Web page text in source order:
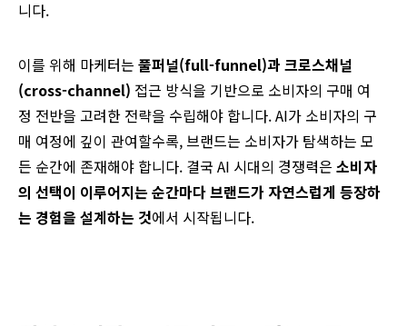
니다.
이를 위해 마케터는 풀퍼널(full-funnel)과 크로스채널
(cross-channel) 접근 방식을 기반으로 소비자의 구매 여
정 전반을 고려한 전략을 수립해야 합니다. AI가 소비자의 구
매 여정에 깊이 관여할수록,브랜드는 소비자가 탐색하는 모
든 순간에 존재해야 합니다. 결국 AI 시대의 경쟁력은 소비자
의 선택이 이루어지는 순간마다브랜드가 자연스럽게 등장하
는 경험을 설계하는 것에서 시작됩니다.